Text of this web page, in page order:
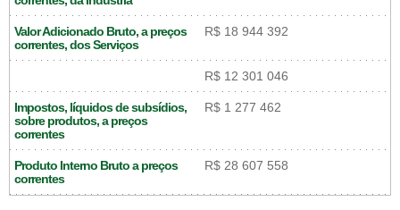
Valor Adicionado Bruto, a preços
correntes, dos Serviços
R$ 18 944 392
R$ 12 301 046
Impostos, líquidos de subsídios,
sobre produtos, a preços
correntes
R$ 1 277 462
Produto Interno Bruto a preços
correntes
R$ 28 607 558